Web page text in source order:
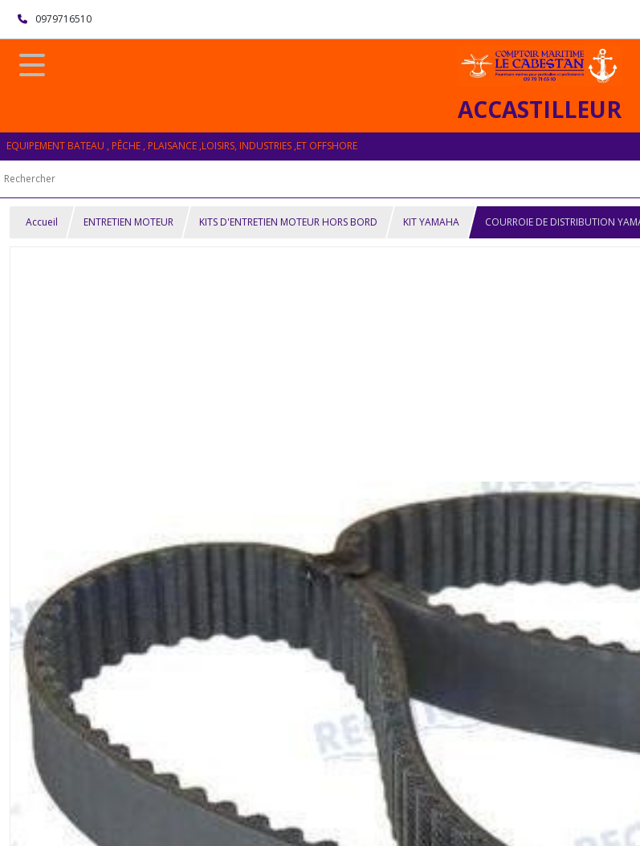
0979716510
ACCASTILLEUR
EQUIPEMENT BATEAU , PÊCHE , PLAISANCE ,LOISIRS, INDUSTRIES ,ET OFFSHORE
Accueil ENTRETIEN MOTEUR KITS D'ENTRETIEN MOTEUR HORS BORD KIT YAMAHA COURROIE DE DISTRIBUTION